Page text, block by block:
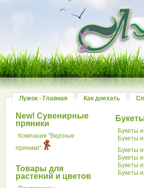
Лужок - Главная Как доехать
New! Сувенирные
пряники
Компания "Вкусные
пряники"
Товары для
растений и цветов
Букеты
Букеты
Букеты
Букеты
Букеты
Букеты